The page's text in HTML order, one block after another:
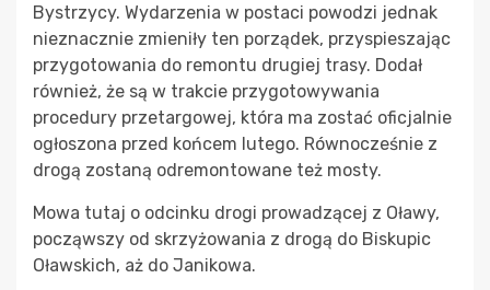
Bystrzycy. Wydarzenia w postaci powodzi jednak
nieznacznie zmieniły ten porządek, przyspieszając
przygotowania do remontu drugiej trasy. Dodał
również, że są w trakcie przygotowywania
procedury przetargowej, która ma zostać oficjalnie
ogłoszona przed końcem lutego. Równocześnie z
drogą zostaną odremontowane też mosty.
Mowa tutaj o odcinku drogi prowadzącej z Oławy,
począwszy od skrzyżowania z drogą do Biskupic
Oławskich, aż do Janikowa.